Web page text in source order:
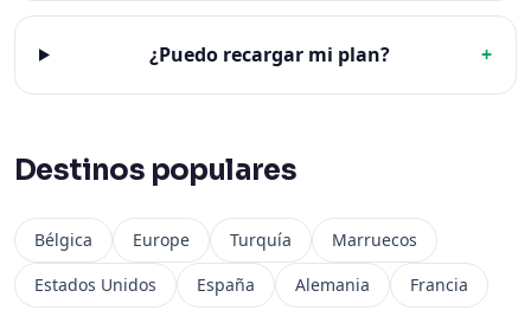
¿Puedo recargar mi plan? +
Destinos populares
Bélgica Europe Turquía
Marruecos
Estados Unidos
España Alemania Francia